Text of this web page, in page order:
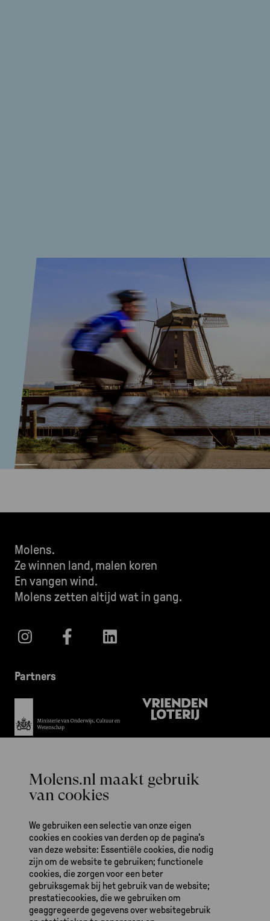
We gebruiken een selectie van onze eigen
cookies en cookies van derden op de pagina's
van deze website: Essentiële cookies, die nodig
zijn om de website te gebruiken; functionele
cookies, die zorgen voor een beter
gebruiksgemak bij het gebruik van de website;
prestatiecookies, die we gebruiken om
geaggregeerde gegevens over websitegebruik
Molens.
Ze winnen land, malen koren
En vangen wind.
Molens zetten altijd wat in gang.
Partners
bijdragen van fondsen en particulieren.
De Hollandsche Molen